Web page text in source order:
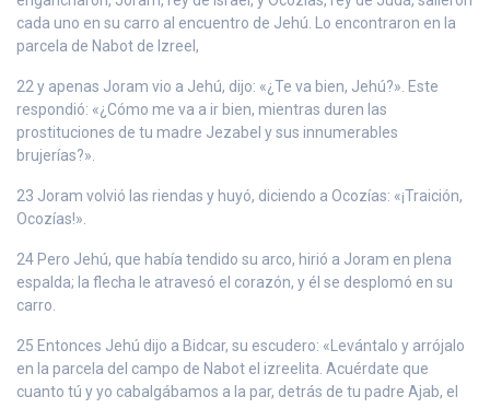
cada uno en su carro al encuentro de Jehú. Lo encontraron en la
parcela de Nabot de Izreel,
22 y apenas Joram vio a Jehú, dijo: «¿Te va bien, Jehú?». Este
respondió: «¿Cómo me va a ir bien, mientras duren las
prostituciones de tu madre Jezabel y sus innumerables
brujerías?».
23 Joram volvió las riendas y huyó, diciendo a Ocozías: «¡Traición,
Ocozías!».
24 Pero Jehú, que había tendido su arco, hirió a Joram en plena
espalda; la flecha le atravesó el corazón, y él se desplomó en su
carro.
25 Entonces Jehú dijo a Bidcar, su escudero: «Levántalo y arrójalo
en la parcela del campo de Nabot el izreelita. Acuérdate que
cuanto tú y yo cabalgábamos a la par, detrás de tu padre Ajab, el